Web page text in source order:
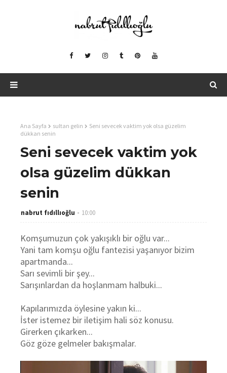
Ana Sayfa sultan gelin
Seni sevecek vaktim yok olsa güzelim
dükkan senin
Seni sevecek vaktim yok
olsa güzelim dükkan
senin
nabrut fıdıllıoğlu 10:00
Komşumuzun çok yakışıklı bir oğlu var...
Yani tam komşu oğlu fantezisi yaşanıyor bizim
apartmanda...
Sarı sevimli bir şey...
Sarışınlardan da hoşlanmam halbuki...
Kapılarımızda öylesine yakın ki...
İster istemez bir iletişim hali söz konusu.
Girerken çıkarken...
Göz göze gelmeler bakışmalar.